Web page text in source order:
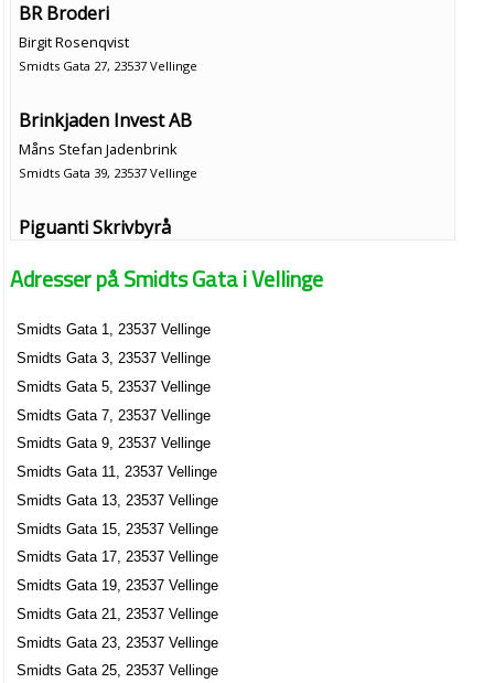
BR Broderi
Birgit Rosenqvist
Smidts Gata 27, 23537 Vellinge
Brinkjaden Invest AB
Måns Stefan Jadenbrink
Smidts Gata 39, 23537 Vellinge
Piguanti Skrivbyrå
Smidts Gata 8, 23537 Vellinge
Adresser på Smidts Gata i Vellinge
Smidts Gata 1, 23537 Vellinge
Smidts Gata 3, 23537 Vellinge
Smidts Gata 5, 23537 Vellinge
Smidts Gata 7, 23537 Vellinge
Smidts Gata 9, 23537 Vellinge
Smidts Gata 11, 23537 Vellinge
Smidts Gata 13, 23537 Vellinge
Smidts Gata 15, 23537 Vellinge
Smidts Gata 17, 23537 Vellinge
Smidts Gata 19, 23537 Vellinge
Smidts Gata 21, 23537 Vellinge
Smidts Gata 23, 23537 Vellinge
Smidts Gata 25, 23537 Vellinge